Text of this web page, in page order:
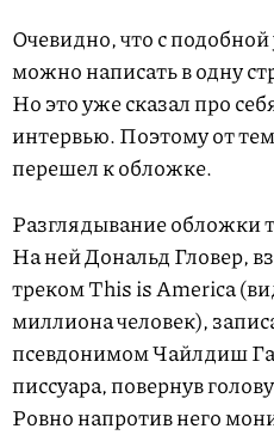
Очевидно, что с
можно написать в одну
Но это уже сказал про
интервью. Поэтому от
перешел к обложке.
Разглядывание обложки
На ней Дональд Гловер,
треком This is America
миллиона человек),
псевдонимом Чайлдиш
писсуара, повернув
Ровно напротив него